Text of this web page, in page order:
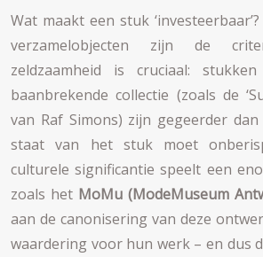
Wat maakt een stuk
verzamelobjecten zijn de
zeldzaamheid is cruciaal:
baanbrekende collectie (zoals de
van Raf Simons) zijn gegeerder
staat van het stuk moet
culturele significantie speelt een
zoals het MoMu (ModeMuseum
aan de canonisering van deze
waardering voor hun werk – en dus